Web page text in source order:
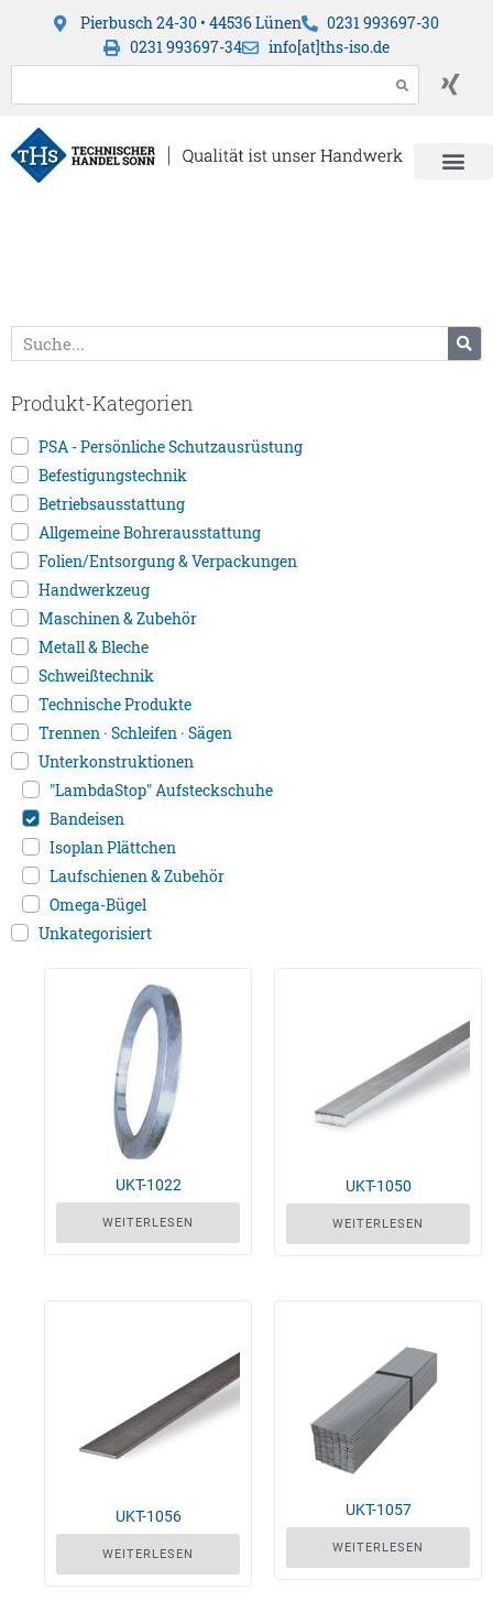
Pierbusch 24-30 • 44536 Lünen
0231 993697-30
0231 993697-34
info[at]ths-iso.de
Produkt-Kategorien
PSA - Persönliche Schutzausrüstung
Befestigungstechnik
Betriebsausstattung
Allgemeine Bohrerausstattung
Folien/Entsorgung & Verpackungen
Handwerkzeug
Maschinen & Zubehör
Metall & Bleche
Schweißtechnik
Technische Produkte
Trennen · Schleifen · Sägen
Unterkonstruktionen
"LambdaStop" Aufsteckschuhe
Bandeisen
Isoplan Plättchen
Laufschienen & Zubehör
Omega-Bügel
Unkategorisiert
UKT-1022
WEITERLESEN
UKT-1050
WEITERLESEN
UKT-1056
WEITERLESEN
UKT-1057
WEITERLESEN